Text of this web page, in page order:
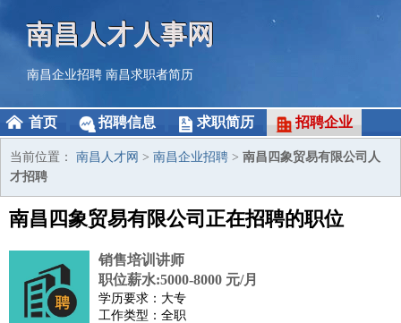
南昌人才人事网
南昌企业招聘 南昌求职者简历
首页 招聘信息 求职简历 招聘企业
当前位置： 南昌人才网 > 南昌企业招聘 > 南昌四象贸易有限公司人
才招聘
南昌四象贸易有限公司正在招聘的职位
销售培训讲师
职位薪水:5000-8000 元/月
学历要求：大专
工作类型：全职